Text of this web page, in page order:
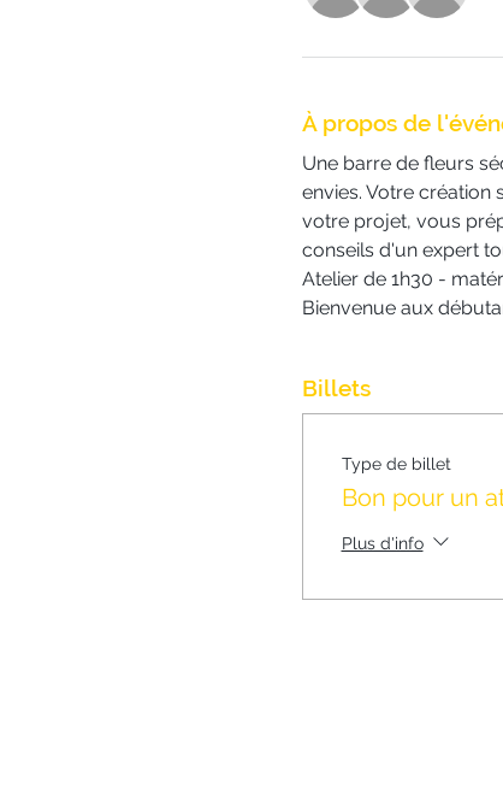
À propos de
Une barre de fleurs
envies. Votre création
votre projet, vous
conseils d'un expert
Atelier de 1h30 -
Bienvenue aux
Billets
Type de billet
Bon pour un
Plus d'info